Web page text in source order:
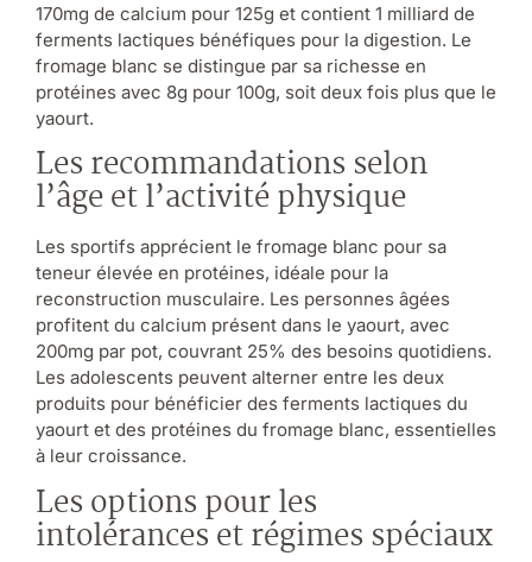
170mg de calcium pour 125g et contient 1 milliard de
ferments lactiques bénéfiques pour la digestion. Le
fromage blanc se distingue par sa richesse en
protéines avec 8g pour 100g, soit deux fois plus que le
yaourt.
Les recommandations selon
l’âge et l’activité physique
Les sportifs apprécient le fromage blanc pour sa
teneur élevée en protéines, idéale pour la
reconstruction musculaire. Les personnes âgées
profitent du calcium présent dans le yaourt, avec
200mg par pot, couvrant 25% des besoins quotidiens.
Les adolescents peuvent alterner entre les deux
produits pour bénéficier des ferments lactiques du
yaourt et des protéines du fromage blanc, essentielles
à leur croissance.
Les options pour les
intolérances et régimes spéciaux